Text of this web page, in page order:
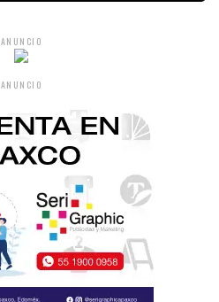
ANUNCIO
ANUNCIO